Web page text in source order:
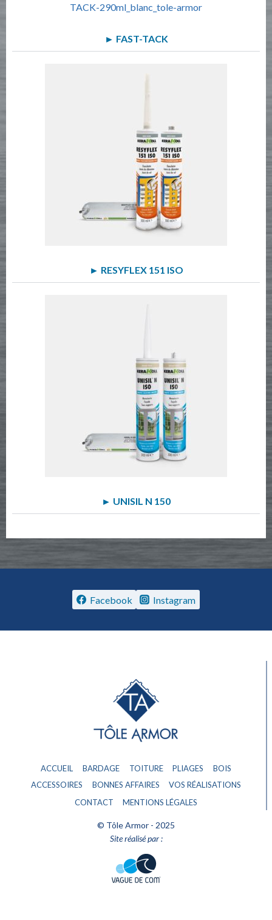
► FAST-TACK
► RESYFLEX 151 ISO
► UNISIL N 150
Facebook Instagram
ACCUEIL BARDAGE TOITURE PLIAGES
BOIS
ACCESSOIRES
BONNES AFFAIRES
VOS RÉALISATIONS
CONTACT
MENTIONS LÉGALES
© Tôle Armor - 2025
Site réalisé par :